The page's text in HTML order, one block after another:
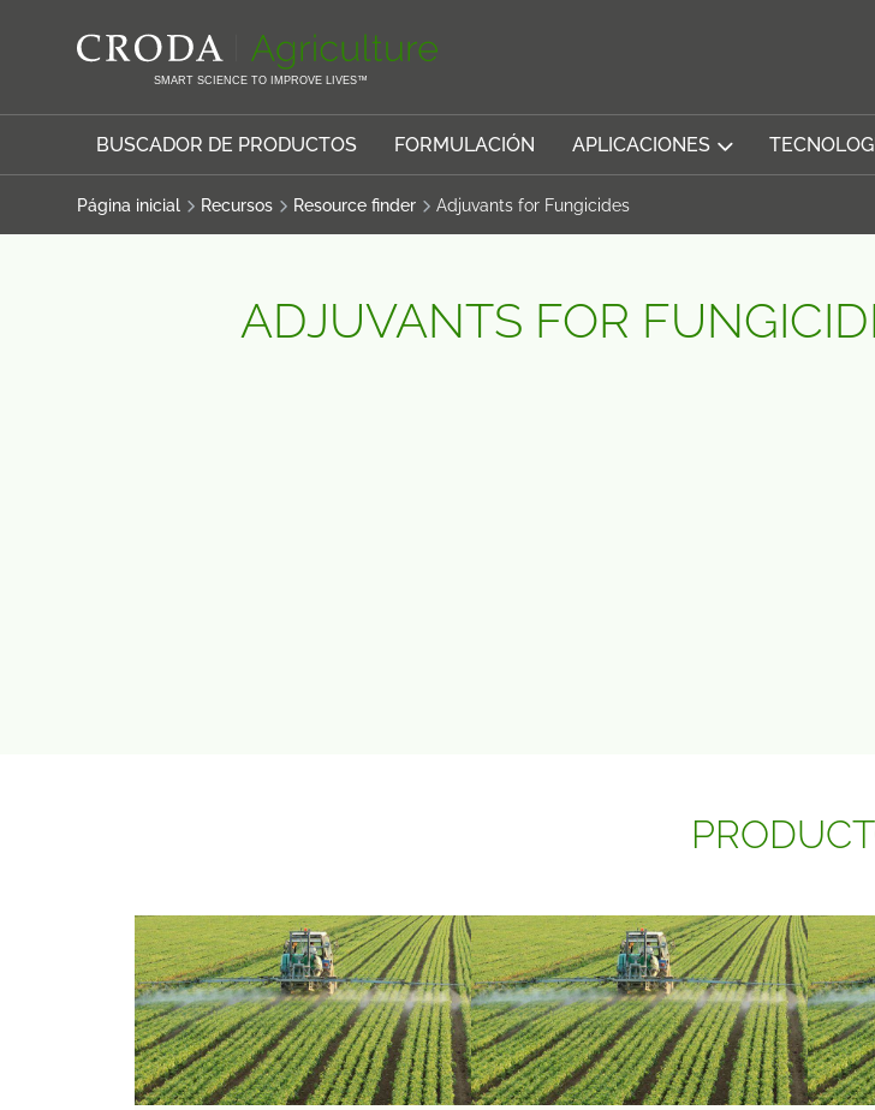
SMART SCIENCE TO IMPROVE LIVES™
BUSCADOR DE PRODUCTOS FORMULACIÓN APLICACIONES
Página inicial Recursos Resource finder Adjuvants for Fungicides
ADJUVANTS FOR